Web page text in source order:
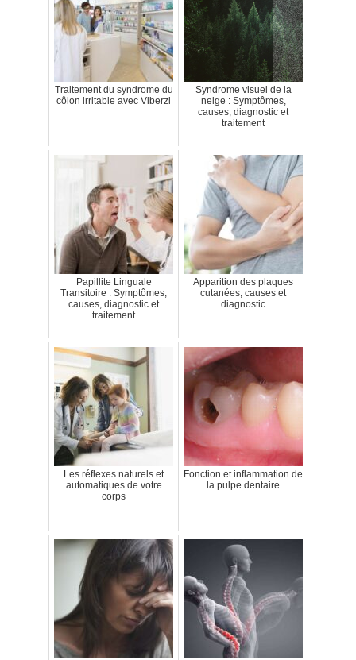
Traitement du syndrome du
côlon irritable avec Viberzi
Syndrome visuel de la
neige : Symptômes,
causes, diagnostic et
traitement
Papillite Linguale
Transitoire : Symptômes,
causes, diagnostic et
traitement
Apparition des plaques
cutanées, causes et
diagnostic
Les réflexes naturels et
automatiques de votre
corps
Fonction et inflammation de
la pulpe dentaire